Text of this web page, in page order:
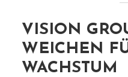
VISION
WEICHEN
WACHSTUM